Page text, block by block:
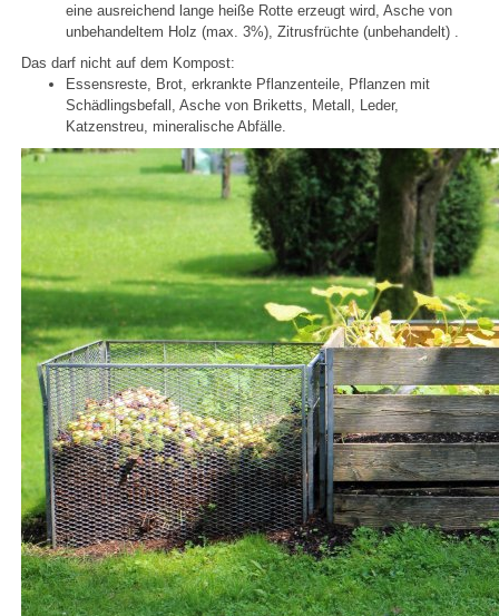
eine ausreichend lange heiße Rotte erzeugt wird, Asche von
unbehandeltem Holz (max. 3%), Zitrusfrüchte (unbehandelt) .
Das darf nicht auf dem Kompost:
Essensreste, Brot, erkrankte Pflanzenteile, Pflanzen mit
Schädlingsbefall, Asche von Briketts, Metall, Leder,
Katzenstreu, mineralische Abfälle.